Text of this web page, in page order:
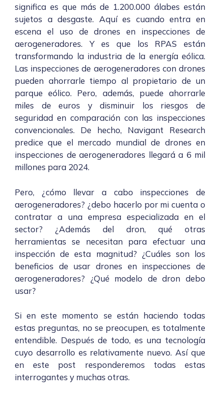
significa es que más de 1.200.000 álabes están
sujetos a desgaste. Aquí es cuando entra en
escena el uso de drones en inspecciones de
aerogeneradores. Y es que los RPAS están
transformando la industria de la energía eólica.
Las inspecciones de aerogeneradores con drones
pueden ahorrarle tiempo al propietario de un
parque eólico. Pero, además, puede ahorrarle
miles de euros y disminuir los riesgos de
seguridad en comparación con las inspecciones
convencionales. De hecho, Navigant Research
predice que el mercado mundial de drones en
inspecciones de aerogeneradores llegará a 6 mil
millones para 2024.
Pero, ¿cómo llevar a cabo inspecciones de
aerogeneradores? ¿debo hacerlo por mi cuenta o
contratar a una empresa especializada en el
sector? ¿Además del dron, qué otras
herramientas se necesitan para efectuar una
inspección de esta magnitud? ¿Cuáles son los
beneficios de usar drones en inspecciones de
aerogeneradores? ¿Qué modelo de dron debo
usar?
Si en este momento se están haciendo todas
estas preguntas, no se preocupen, es totalmente
entendible. Después de todo, es una tecnología
cuyo desarrollo es relativamente nuevo. Así que
en este post responderemos todas estas
interrogantes y muchas otras.